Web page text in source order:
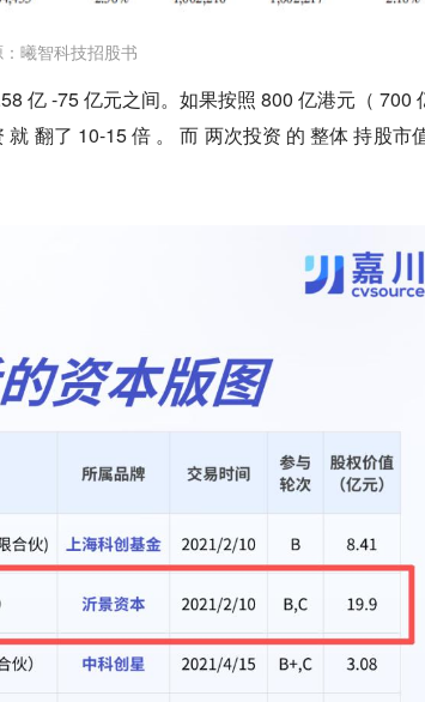
曦智科技招股书
亿 -75 亿元之间。如果按照 800 亿港元（ 700
翻了 10-15 倍 。 而 两次投资 的 整体 持股市